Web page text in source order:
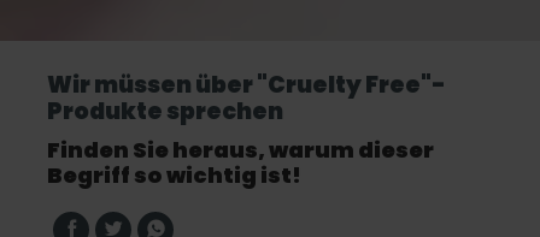
Wir müssen über "Cruelty Free"-
Produkte sprechen
Finden Sie heraus, warum dieser
Begriff so wichtig ist!